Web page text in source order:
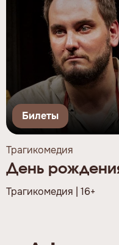
Билеты
Трагикомедия
День
Трагикомедия | 16+